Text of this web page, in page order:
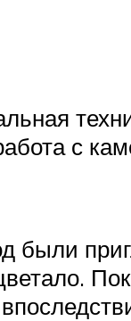
с
были